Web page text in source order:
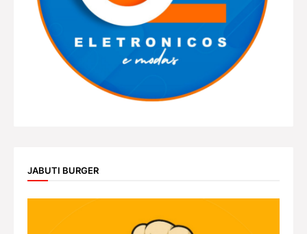
JABUTI BURGER